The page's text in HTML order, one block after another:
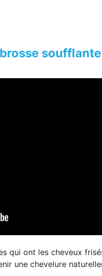
qui ont les cheveux
une chevelure